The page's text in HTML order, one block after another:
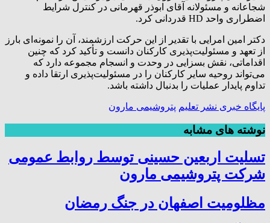
شجاعانه و مسئولانه آقای ابوذر قهرمانی در کنترل شرایط
اضطراری واحد HD قدردانی کرد.
دکتر امین امرایی با تقدیر از این حرکت ارزشمند، آن را نمونه‌ای بارز
از تعهد و مسئولیت‌پذیری کارکنان دانست و تأکید کرد که چنین
اقداماتی، نقش بسزایی در وحدت و انسجام مجموعه دارد که
می‌تواند روحیه سایر کارکنان را در مسئولیت‌پذیری ارتقا داده و
تداوم پایدار عملیات را بدنبال داشته باشد.
پایگاه خبری نشر تعلیم پتروشیمی مارون
نوشته های مشابه
تسلیت اربعین حسینی توسط روابط عمومی
شرکت پتروشیمی مارون
مظلومیت اصفهان در جنگ رمضان